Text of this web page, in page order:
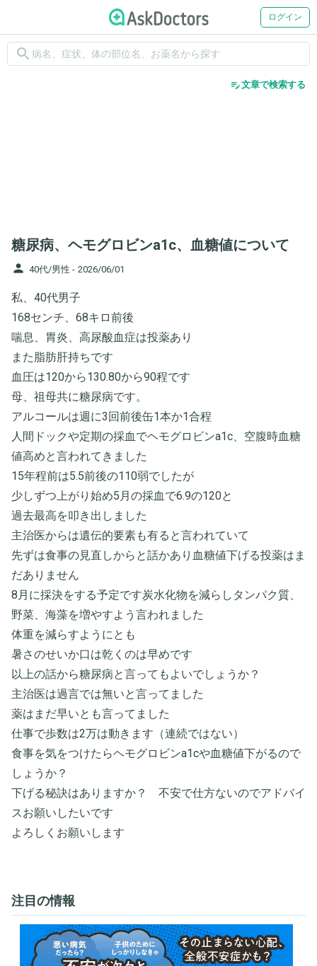
ログイン
search
edit_note文章で検索する
糖尿病、ヘモグロビンa1c、血糖値について
person 40代/男性 - 2026/06/01
私、40代男子
168センチ、68キロ前後
喘息、胃炎、高尿酸血症は投薬あり
また脂肪肝持ちです
血圧は120から130.80から90程です
母、祖母共に糖尿病です。
アルコールは週に3回前後缶1本か1合程
人間ドックや定期の採血でヘモグロビンa1c、空腹時血糖
値高めと言われてきました
15年程前は5.5前後の110弱でしたが
少しずつ上がり始め5月の採血で6.9の120と
過去最高を叩き出しました
主治医からは遺伝的要素も有ると言われていて
先ずは食事の見直しからと話かあり血糖値下げる投薬はま
だありません
8月に採決をする予定です炭水化物を減らしタンパク質、
野菜、海藻を増やすよう言われました
体重を減らすようにとも
暑さのせいか口は乾くのは早めです
以上の話から糖尿病と言ってもよいでしょうか？
主治医は過言では無いと言ってました
薬はまだ早いとも言ってました
仕事で歩数は2万は動きます（連続ではない）
食事を気をつけたらヘモグロビンa1cや血糖値下がるので
しょうか？
下げる秘訣はありますか？ 不安で仕方ないのでアドバイ
スお願いしたいです
よろしくお願いします
注目の情報